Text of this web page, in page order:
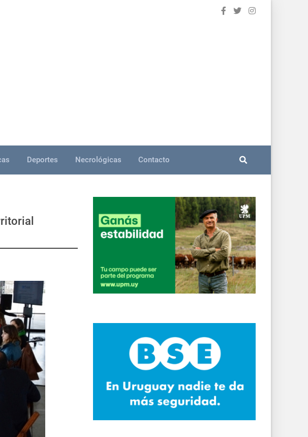
Deportes Necrológicas Contacto